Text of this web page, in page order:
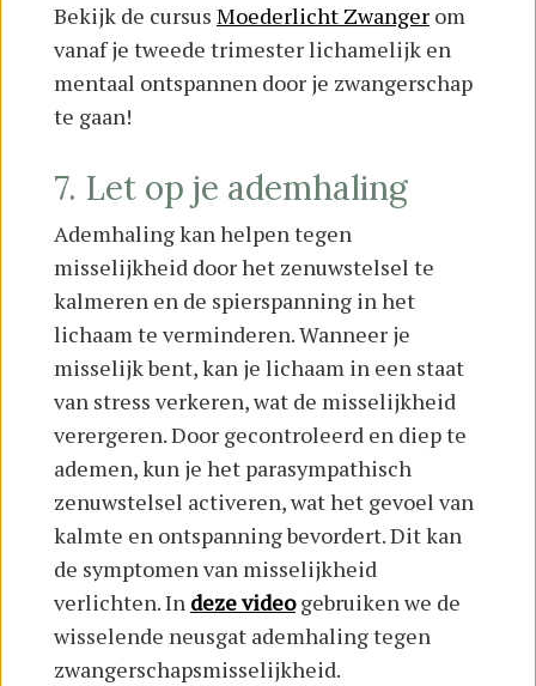
Bekijk de cursus Moederlicht Zwanger om
vanaf je tweede trimester lichamelijk en
mentaal ontspannen door je zwangerschap
te gaan!
7. Let op je ademhaling
Ademhaling kan helpen tegen
misselijkheid door het zenuwstelsel te
kalmeren en de spierspanning in het
lichaam te verminderen. Wanneer je
misselijk bent, kan je lichaam in een staat
van stress verkeren, wat de misselijkheid
verergeren. Door gecontroleerd en diep te
ademen, kun je het parasympathisch
zenuwstelsel activeren, wat het gevoel van
kalmte en ontspanning bevordert. Dit kan
de symptomen van misselijkheid
verlichten. In deze videogebruiken we de
wisselende neusgat ademhaling tegen
zwangerschapsmisselijkheid.